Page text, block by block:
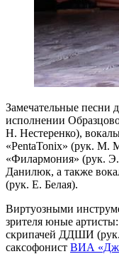
Замечательные песни
исполнении
Н. Нестеренко),
«PentaTonix» (рук. М.
«Филармония» (рук.
Данилюк, а также
(рук. Е. Белая).
Виртуозными
зрителя юные
скрипачей ДДШИ
саксофонист ВИА